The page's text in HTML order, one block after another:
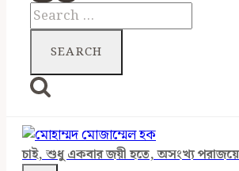
Search
for:
চাই, শুধু একবার জয়ী হতে, অসংখ্য